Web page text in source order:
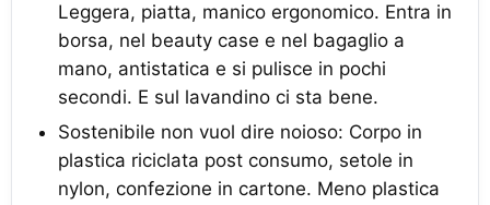
Leggera, piatta, manico ergonomico. Entra in
borsa, nel beauty case e nel bagaglio a
mano, antistatica e si pulisce in pochi
secondi. E sul lavandino ci sta bene.
Sostenibile non vuol dire noioso: Corpo in
plastica riciclata post consumo, setole in
nylon, confezione in cartone. Meno plastica